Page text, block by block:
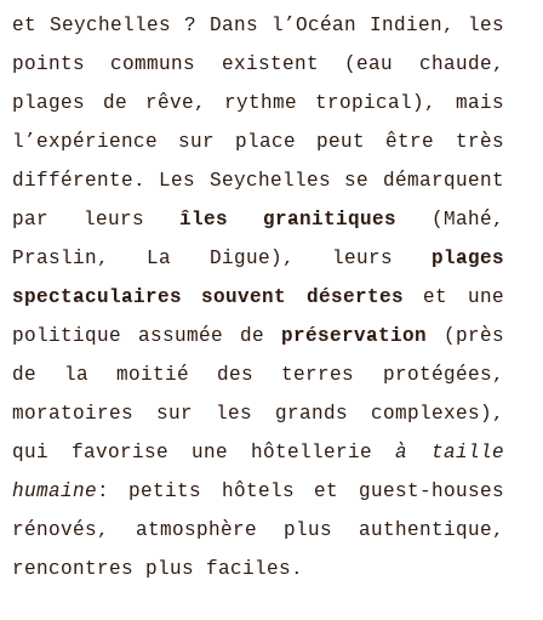
et Seychelles ? Dans l’Océan Indien, les
points communs existent (eau chaude,
plages de rêve, rythme tropical), mais
l’expérience sur place peut être très
différente. Les Seychelles se démarquent
par leurs îles granitiques (Mahé,
Praslin, La Digue), leurs plages
spectaculaires souvent désertes et une
politique assumée de préservation (près
de la moitié des terres protégées,
moratoires sur les grands complexes),
qui favorise une hôtellerieà taille
humaine : petits hôtels et guest-houses
rénovés, atmosphère plus authentique,
rencontres plus faciles.